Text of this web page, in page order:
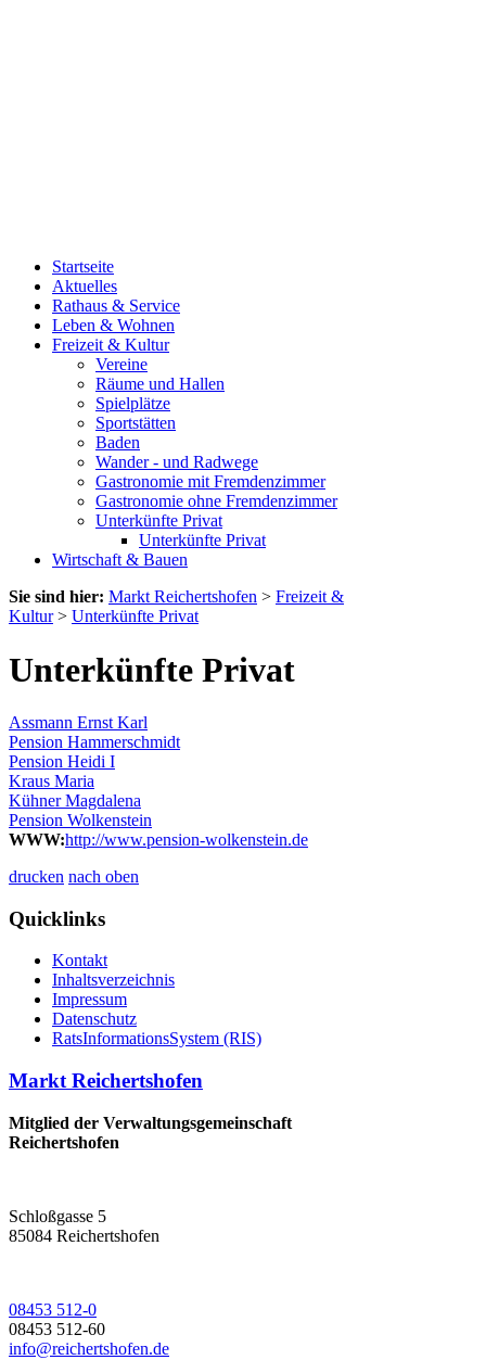
Startseite
Aktuelles
Rathaus & Service
Leben & Wohnen
Freizeit & Kultur
Vereine
Räume und Hallen
Spielplätze
Sportstätten
Baden
Wander - und Radwege
Gastronomie mit Fremdenzimmer
Gastronomie ohne Fremdenzimmer
Unterkünfte Privat
Unterkünfte Privat
Wirtschaft & Bauen
Sie sind hier: Markt Reichertshofen > Freizeit &
Kultur> Unterkünfte Privat
Unterkünfte Privat
Assmann Ernst Karl
Pension Hammerschmidt
Pension Heidi I
Kraus Maria
Kühner Magdalena
Pension Wolkenstein
WWW:http://www.pension-wolkenstein.de
drucken nach oben
Quicklinks
Kontakt
Inhaltsverzeichnis
Impressum
Datenschutz
RatsInformationsSystem (RIS)
Markt Reichertshofen
Mitglied der Verwaltungsgemeinschaft
Reichertshofen
Schloßgasse 5
85084 Reichertshofen
08453 512-0
08453 512-60
info@reichertshofen.de